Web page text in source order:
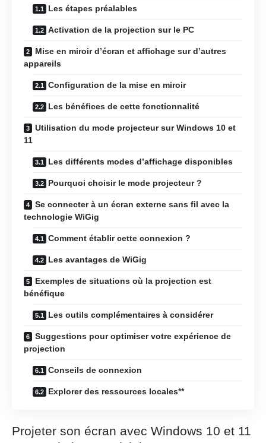
Les étapes préalables
Activation de la projection sur le PC
Mise en miroir d’écran et affichage sur d’autres
appareils
Configuration de la mise en miroir
Les bénéfices de cette fonctionnalité
Utilisation du mode projecteur sur Windows 10 et
11
Les différents modes d’affichage disponibles
Pourquoi choisir le mode projecteur ?
Se connecter à un écran externe sans fil avec la
technologie WiGig
Comment établir cette connexion ?
Les avantages de WiGig
Exemples de situations où la projection est
bénéfique
Les outils complémentaires à considérer
Suggestions pour optimiser votre expérience de
projection
Conseils de connexion
Explorer des ressources locales**
Projeter son écran avec Windows 10 et 11